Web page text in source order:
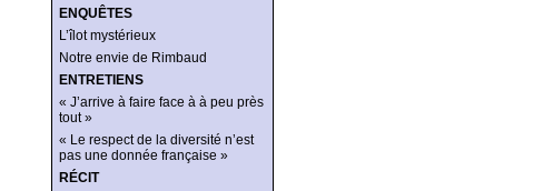
ENQUÊTES
L’îlot mystérieux
Notre envie de Rimbaud
ENTRETIENS
« J’arrive à faire face à à peu près
tout »
« Le respect de la diversité n’est
pas une donnée française »
RÉCIT